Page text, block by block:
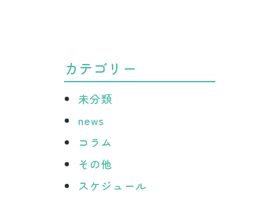
カテゴリー
未分類
news
コラム
その他
スケジュール